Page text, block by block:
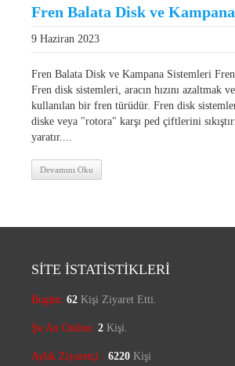
Fren Balata Disk ve
9 Haziran 2023
Fren Balata Disk ve Kampana Sistemleri
Fren disk sistemleri, aracın hızını azaltmak
kullanılan bir fren türüdür. Fren disk
diske veya "rotora" karşı ped çiftlerini
yaratır....
Devamını Oku
SİTE İSTATİSTİKLERİ
Bugün: 62 Kişi Ziyaret Etti.
Şu An Online: 2 Kişi.
Aylık Ziyaretçi : 6220 Kişi